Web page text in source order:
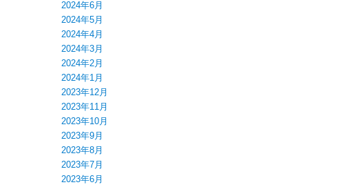
2024年6月
2024年5月
2024年4月
2024年3月
2024年2月
2024年1月
2023年12月
2023年11月
2023年10月
2023年9月
2023年8月
2023年7月
2023年6月